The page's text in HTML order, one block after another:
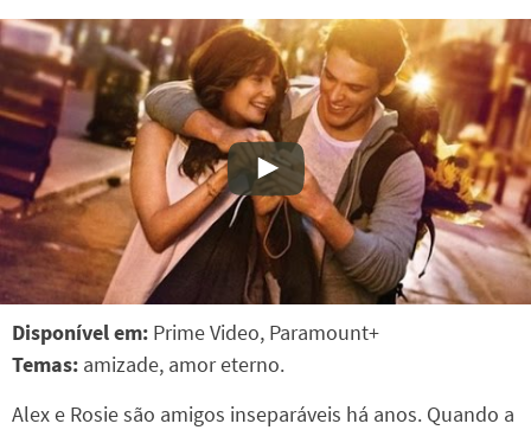
Disponível em: Prime Video, Paramount+
Temas: amizade, amor eterno.
Alex e Rosie são amigos inseparáveis há anos. Quando a